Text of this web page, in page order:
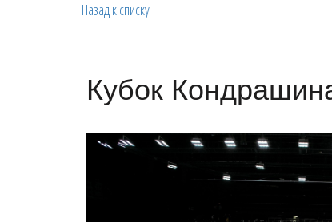
Назад к списку
Кубок